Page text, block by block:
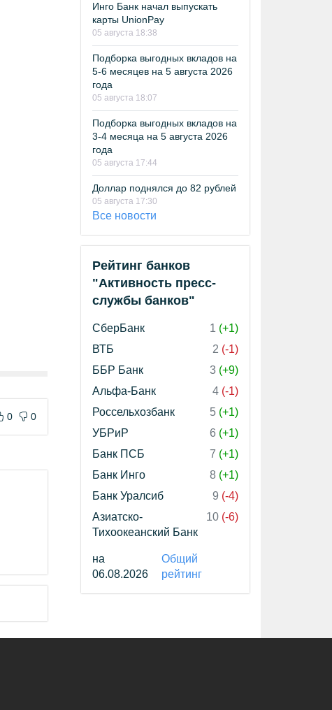
0 0
Инго Банк начал выпускать
карты UnionPay
05 августа 18:38
Подборка выгодных вкладов на
5-6 месяцев на 5 августа 2026
года
05 августа 18:07
Подборка выгодных вкладов на
3-4 месяца на 5 августа 2026
года
05 августа 17:44
Доллар поднялся до 82 рублей
05 августа 17:30
Все новости
Рейтинг банков
"Активность пресс-
службы банков"
СберБанк 1 (+1)
ВТБ
2 (-1)
ББР Банк
3 (+9)
Альфа-Банк
4 (-1)
Россельхозбанк
5 (+1)
УБРиР
6 (+1)
Банк ПСБ
7 (+1)
Банк Инго
8 (+1)
Банк Уралсиб
9 (-4)
Азиатско-
Тихоокеанский Банк
10 (-6)
на
06.08.2026
Общий
рейтинг